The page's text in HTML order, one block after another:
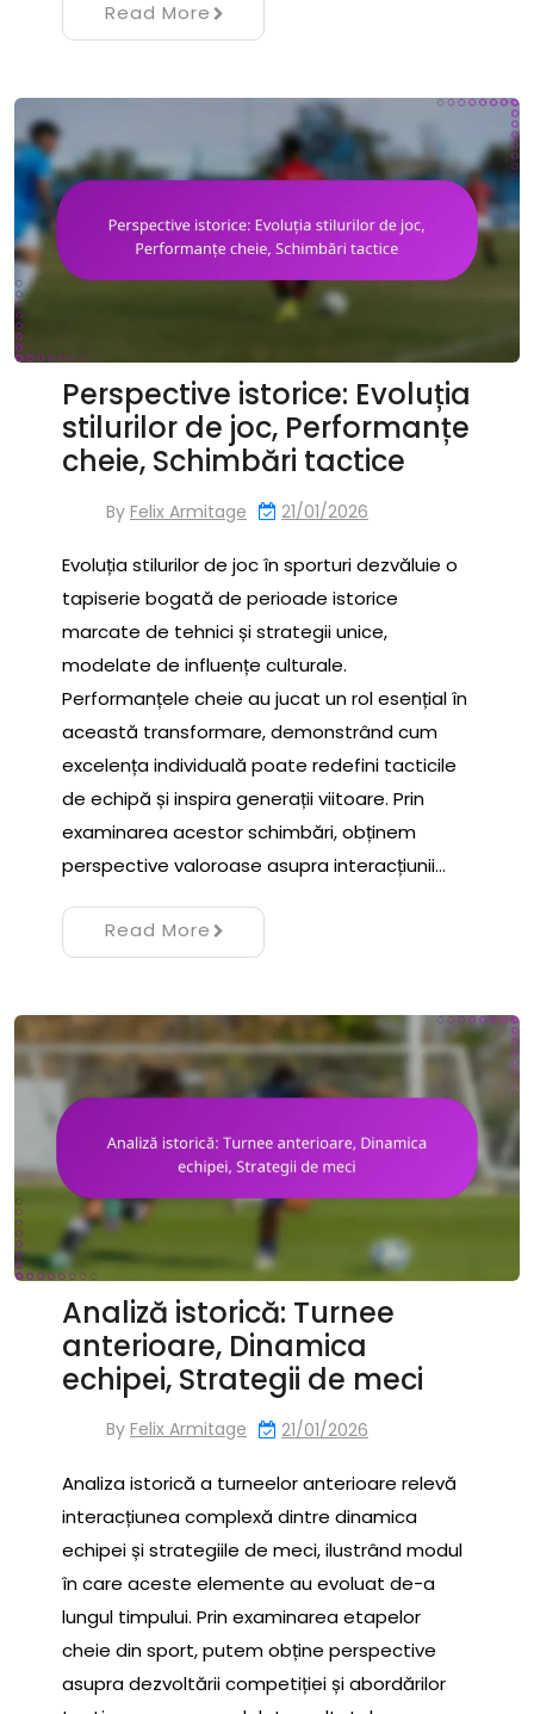
Read More
Perspective istorice: Evoluția
stilurilor de joc, Performanțe
cheie, Schimbări tactice
By Felix Armitage 21/01/2026
Evoluția stilurilor de joc în sporturi dezvăluie o
tapiserie bogată de perioade istorice
marcate de tehnici și strategii unice,
modelate de influențe culturale.
Performanțele cheie au jucat un rol esențial în
această transformare, demonstrând cum
excelența individuală poate redefini tacticile
de echipă și inspira generații viitoare. Prin
examinarea acestor schimbări, obținem
perspective valoroase asupra interacțiunii…
Read More
Analiză istorică: Turnee
anterioare, Dinamica
echipei, Strategii de meci
By Felix Armitage 21/01/2026
Analiza istorică a turneelor anterioare relevă
interacțiunea complexă dintre dinamica
echipei și strategiile de meci, ilustrând modul
în care aceste elemente au evoluat de-a
lungul timpului. Prin examinarea etapelor
cheie din sport, putem obține perspective
asupra dezvoltării competiției și abordărilor